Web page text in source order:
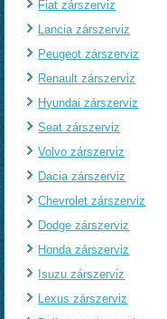
Fiat zárszerviz
Lancia zárszerviz
Peugeot zárszerviz
Renault zárszerviz
Hyundai zárszerviz
Seat zárszerviz
Volvo zárszerviz
Dacia zárszerviz
Chevrolet zárszerviz
Dodge zárszerviz
Honda zárszerviz
Isuzu zárszerviz
Lexus zárszerviz